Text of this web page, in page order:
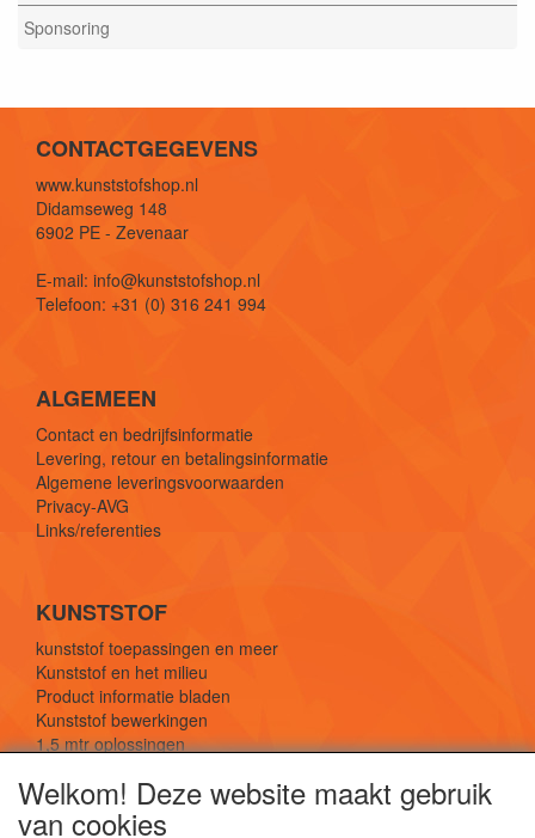
Sponsoring
CONTACTGEGEVENS
www.kunststofshop.nl
Didamseweg 148
6902 PE - Zevenaar
E-mail: info@kunststofshop.nl
Telefoon: +31 (0) 316 241 994
ALGEMEEN
Contact en bedrijfsinformatie
Levering, retour en betalingsinformatie
Algemene leveringsvoorwaarden
Privacy-AVG
Links/referenties
KUNSTSTOF
kunststof toepassingen en meer
Kunststof en het milieu
Product informatie bladen
Kunststof bewerkingen
1,5 mtr oplossingen
Welkom! Deze website maakt gebruik
van cookies